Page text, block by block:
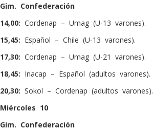
Gim. Confederación
14,00: Cordenap – Umag (U-13 varones).
15,45: Español – Chile (U-13 varones).
17,30: Cordenap – Umag (U-21 varones).
18,45: Inacap – Español (adultos varones).
20,30: Sokol – Cordenap (adultos varones).
Miércoles 10
Gim. Confederación